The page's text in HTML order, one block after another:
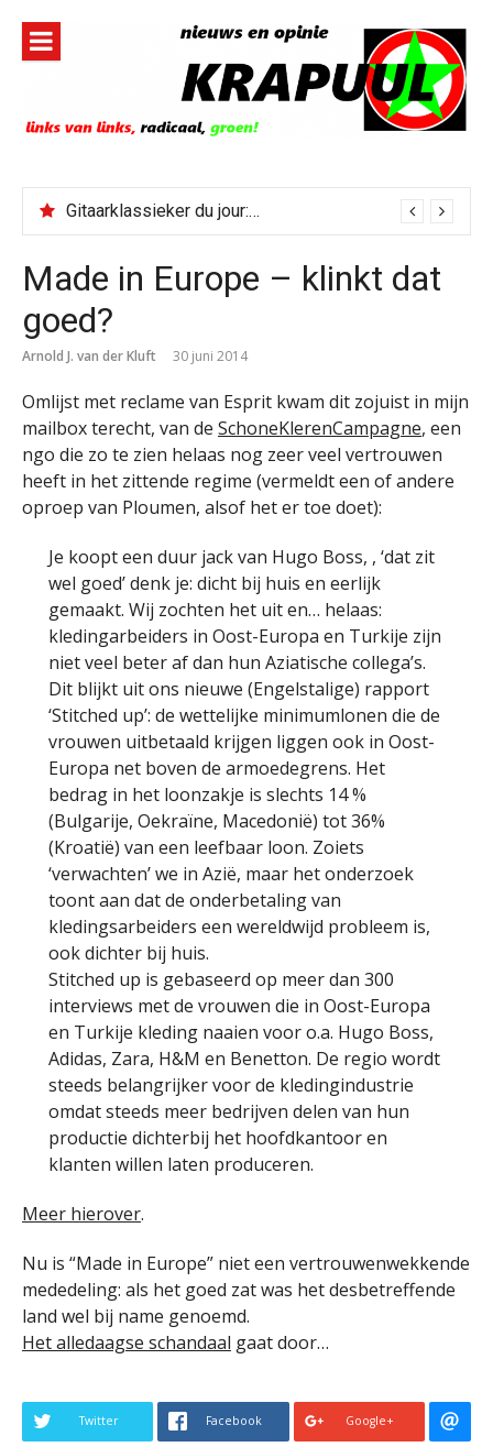
inhoud
Gitaarklassieker du jour: Paris, Texas/Cold Was The Night, Hard Was The Ground
Made in Europe – klinkt dat
goed?
Arnold J. van der Kluft 30 juni 2014
Omlijst met reclame van Esprit kwam dit zojuist in mijn
mailbox terecht, van de SchoneKlerenCampagne, een
ngo die zo te zien helaas nog zeer veel vertrouwen
heeft in het zittende regime (vermeldt een of andere
oproep van Ploumen, alsof het er toe doet):
Je koopt een duur jack van Hugo Boss, , ‘dat zit
wel goed’ denk je: dicht bij huis en eerlijk
gemaakt. Wij zochten het uit en… helaas:
kledingarbeiders in Oost-Europa en Turkije zijn
niet veel beter af dan hun Aziatische collega’s.
Dit blijkt uit ons nieuwe (Engelstalige) rapport
‘Stitched up’: de wettelijke minimumlonen die de
vrouwen uitbetaald krijgen liggen ook in Oost-
Europa net boven de armoedegrens. Het
bedrag in het loonzakje is slechts 14 %
(Bulgarije, Oekraïne, Macedonië) tot 36%
(Kroatië) van een leefbaar loon. Zoiets
‘verwachten’ we in Azië, maar het onderzoek
toont aan dat de onderbetaling van
kledingsarbeiders een wereldwijd probleem is,
ook dichter bij huis.
Stitched up is gebaseerd op meer dan 300
interviews met de vrouwen die in Oost-Europa
en Turkije kleding naaien voor o.a. Hugo Boss,
Adidas, Zara, H&M en Benetton. De regio wordt
steeds belangrijker voor de kledingindustrie
omdat steeds meer bedrijven delen van hun
productie dichterbij het hoofdkantoor en
klanten willen laten produceren.
Meer hierover.
Nu is “Made in Europe” niet een vertrouwenwekkende
mededeling: als het goed zat was het desbetreffende
land wel bij name genoemd.
Het alledaagse schandaal gaat door…
Twitter Facebook Google+